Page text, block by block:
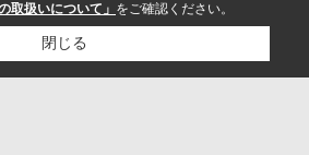
取扱いについて」 をご確認ください。
閉じる